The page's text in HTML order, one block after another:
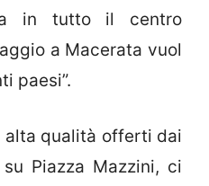
in tutto il centro
a Macerata vuol
paesi”.
qualità offerti dai
Piazza Mazzini, ci